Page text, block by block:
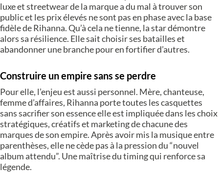
luxe et streetwear de la marque a du mal à trouver son
public et les prix élevés ne sont pas en phase avec la base
fidèle de Rihanna. Qu’à cela ne tienne, la star démontre
alors sa résilience. Elle sait choisir ses batailles et
abandonner une branche pour en fortifier d’autres.
Construire un empire sans se perdre
Pour elle, l’enjeu est aussi personnel. Mère, chanteuse,
femme d’affaires, Rihanna porte toutes les casquettes
sans sacrifier son essence elle est impliquée dans les choix
stratégiques, créatifs et marketing de chacune des
marques de son empire. Après avoir mis la musique entre
parenthèses, elle ne cède pas à la pression du “nouvel
album attendu”. Une maîtrise du timing qui renforce sa
légende.